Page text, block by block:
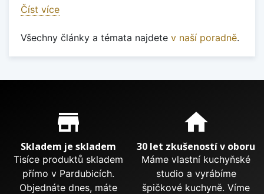
Číst více
Všechny články a témata najdete v naší poradně.
Proč nakupovat u nás?
store_mall_directory
Skladem je skladem
Tisíce produktů skladem
přímo v Pardubicích.
Objednáte dnes, máte
home
30 let zkušeností v oboru
Máme vlastní kuchyňské
studio a vyrábíme
špičkové kuchyně. Víme